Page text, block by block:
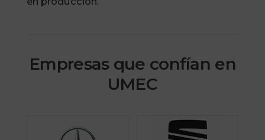
Empresas que confían en
UMEC